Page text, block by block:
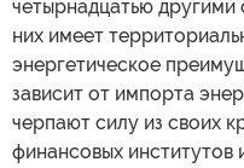
четырнадцатью другими
них имеет
энергетическое
зависит от импорта
черпают силу из своих
финансовых